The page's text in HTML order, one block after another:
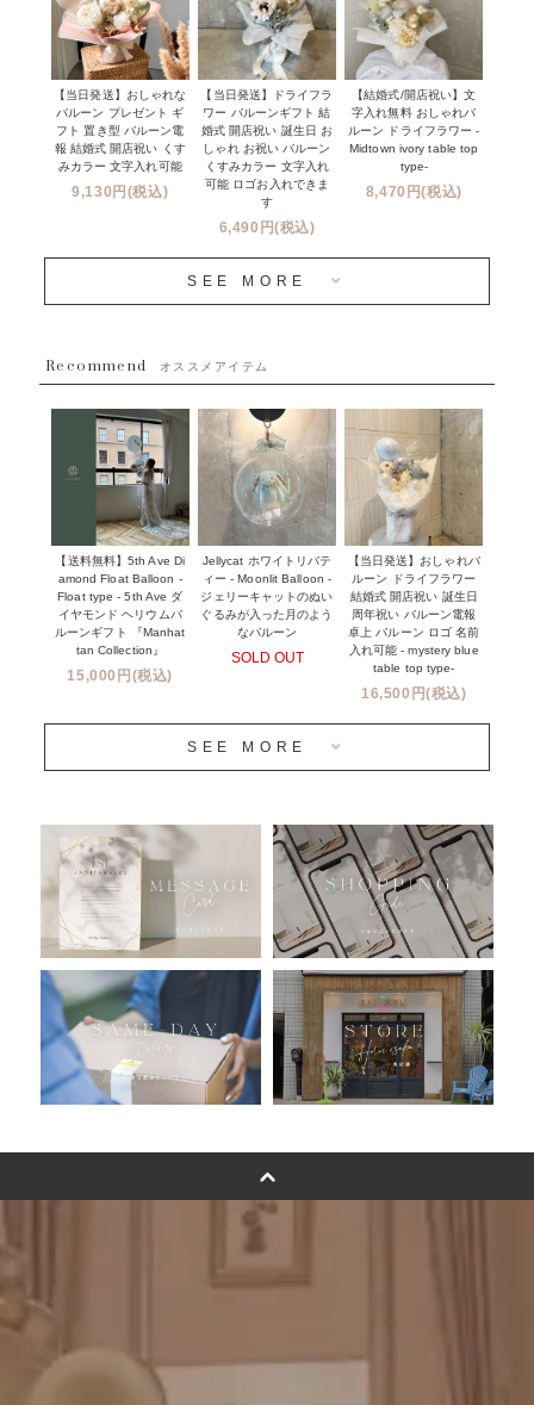
フリンジバルーン
デコレーションセット
プロップスバルーン
オプション
成人式・卒業式・入学式バルーンブーケ
発表会・劇場
その他お祝い
クリスマス
新商品
~３０００円
~５５００円
１１０００円以上
NEW YORK MIND - ニューヨークスタイルバルーン
※コンフェッティバルーン -プリント内容-
オーダーメイドについて
セミオーダーについて
フリンジバルーンについて
コンフェッティバルーンについて
ハワイウェディングサービス
企業・法人様
ウェディングコンフェッティバルーン特集
実店舗について -大阪 堀江店・名古屋 星ヶ丘店・滋賀 配送
センター店・沖縄 嘉手納基地店-
プリントサービス
前撮り写真バルーン特集
姉妹店＆関連ショップについて
安心のチャビーバルーン
おすすめ商品
バルーン自動販売機
浮くバルーンオーダーメイド - coming soonn -
卓上バルーンオーダーメイド
ムーンリットバルーンについて
その他オーダーメイド
バルーンフラワーブーケについて
お知らせ
【当日発送】おしゃれな
バルーン プレゼント ギ
フト 置き型 バルーン電
報 結婚式 開店祝い くす
みカラー 文字入れ可能
9,130円(税込)
【当日発送】ドライフラ
ワー バルーンギフト 結
婚式 開店祝い 誕生日 お
しゃれ お祝い バルーン
くすみカラー 文字入れ
可能 ロゴお入れできま
す
6,490円(税込)
【結婚式/開店祝い】文
字入れ無料 おしゃれバ
ルーン ドライフラワー -
Midtown ivory table top
type-
8,470円(税込)
SEE MORE
Recommend オススメアイテム
【送料無料】5th Ave Di
amond Float Balloon -
Float type - 5th Ave ダ
イヤモンド ヘリウムバ
ルーンギフト 『Manhat
tan Collection』
15,000円(税込)
Jellycat ホワイトリバテ
ィー - Moonlit Balloon -
ジェリーキャットのぬい
ぐるみが入った月のよう
なバルーン
SOLD OUT
【当日発送】おしゃれバ
ルーン ドライフラワー
結婚式 開店祝い 誕生日
周年祝い バルーン電報
卓上 バルーン ロゴ 名前
入れ可能 - mystery blue
table top type-
16,500円(税込)
SEE MORE